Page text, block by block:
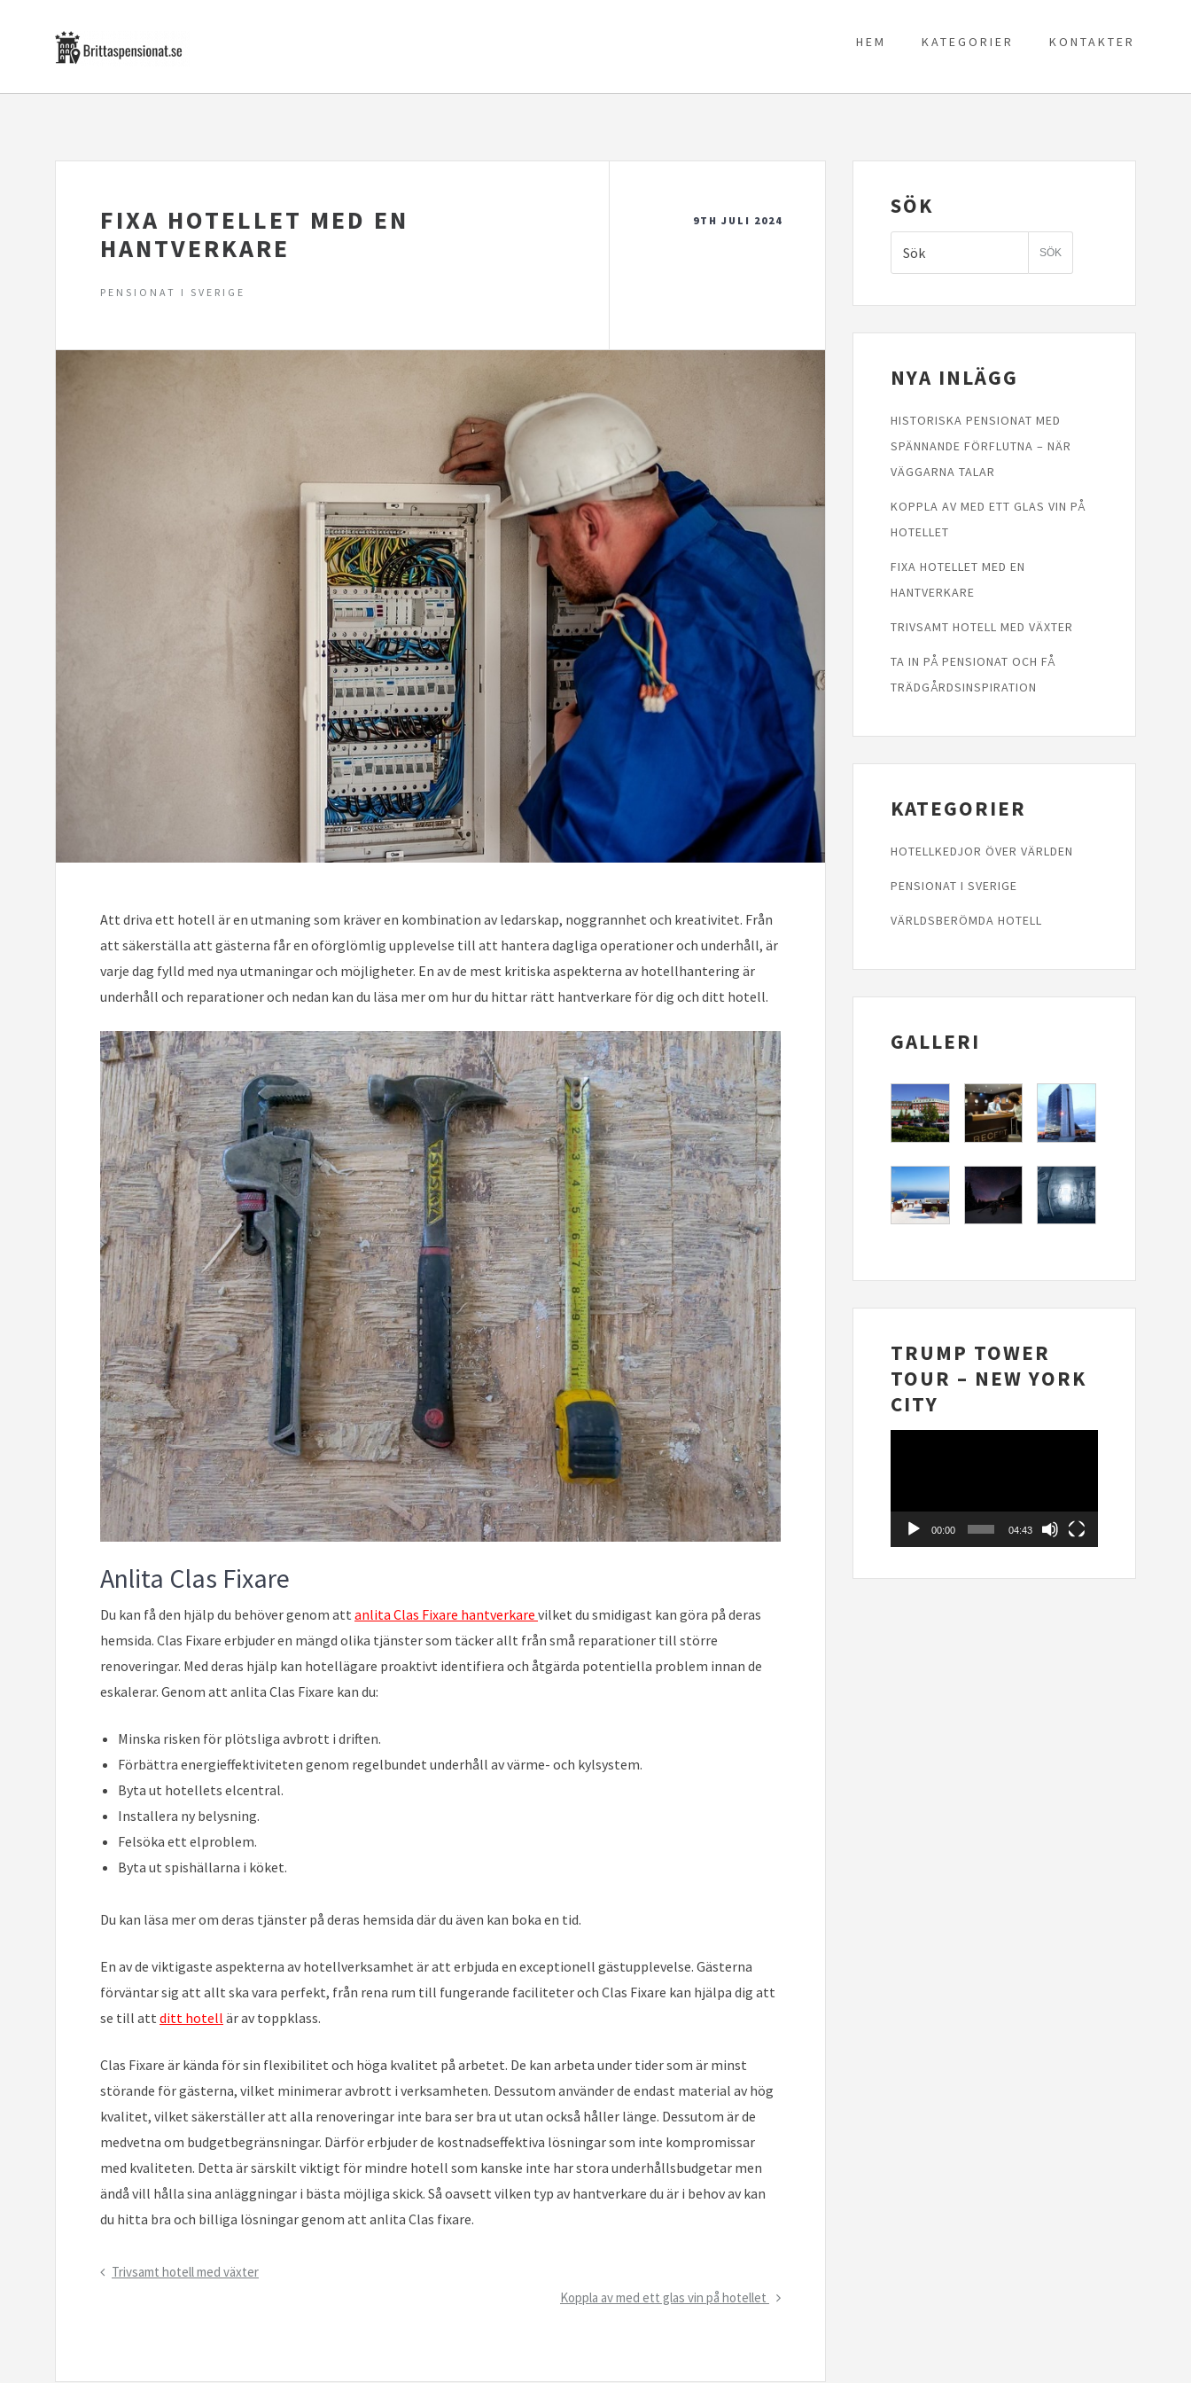
HEM KATEGORIER KONTAKTER
FIXA HOTELLET MED EN
HANTVERKARE
PENSIONAT I SVERIGE
9TH JULI 2024
Att driva ett hotell är en utmaning som kräver en kombination av ledarskap, noggrannhet och kreativitet. Från
att säkerställa att gästerna får en oförglömlig upplevelse till att hantera dagliga operationer och underhåll, är
varje dag fylld med nya utmaningar och möjligheter. En av de mest kritiska aspekterna av hotellhantering är
underhåll och reparationer och nedan kan du läsa mer om hur du hittar rätt hantverkare för dig och ditt hotell.
Anlita Clas Fixare
Du kan få den hjälp du behöver genom att anlita Clas Fixare hantverkare vilket du smidigast kan göra på deras
hemsida. Clas Fixare erbjuder en mängd olika tjänster som täcker allt från små reparationer till större
renoveringar. Med deras hjälp kan hotellägare proaktivt identifiera och åtgärda potentiella problem innan de
eskalerar. Genom att anlita Clas Fixare kan du:
Minska risken för plötsliga avbrott i driften.
Förbättra energieffektiviteten genom regelbundet underhåll av värme- och kylsystem.
Byta ut hotellets elcentral.
Installera ny belysning.
Felsöka ett elproblem.
Byta ut spishällarna i köket.
Du kan läsa mer om deras tjänster på deras hemsida där du även kan boka en tid.
En av de viktigaste aspekterna av hotellverksamhet är att erbjuda en exceptionell gästupplevelse. Gästerna
förväntar sig att allt ska vara perfekt, från rena rum till fungerande faciliteter och Clas Fixare kan hjälpa dig att
se till att ditt hotell är av toppklass.
Clas Fixare är kända för sin flexibilitet och höga kvalitet på arbetet. De kan arbeta under tider som är minst
störande för gästerna, vilket minimerar avbrott i verksamheten. Dessutom använder de endast material av hög
kvalitet, vilket säkerställer att alla renoveringar inte bara ser bra ut utan också håller länge. Dessutom är de
medvetna om budgetbegränsningar. Därför erbjuder de kostnadseffektiva lösningar som inte kompromissar
med kvaliteten. Detta är särskilt viktigt för mindre hotell som kanske inte har stora underhållsbudgetar men
ändå vill hålla sina anläggningar i bästa möjliga skick. Så oavsett vilken typ av hantverkare du är i behov av kan
du hitta bra och billiga lösningar genom att anlita Clas fixare.
Inläggsnavigering
Previous
Trivsamt hotell med växter
Next
Koppla av med ett glas vin på hotellet
SÖK
NYA INLÄGG
HISTORISKA PENSIONAT MED
SPÄNNANDE FÖRFLUTNA – NÄR
VÄGGARNA TALAR
KOPPLA AV MED ETT GLAS VIN PÅ
HOTELLET
FIXA HOTELLET MED EN
HANTVERKARE
TRIVSAMT HOTELL MED VÄXTER
TA IN PÅ PENSIONAT OCH FÅ
TRÄDGÅRDSINSPIRATION
KATEGORIER
HOTELLKEDJOR ÖVER VÄRLDEN
PENSIONAT I SVERIGE
VÄRLDSBERÖMDA HOTELL
GALLERI
TRUMP TOWER
TOUR – NEW YORK
CITY
00:00 04:43